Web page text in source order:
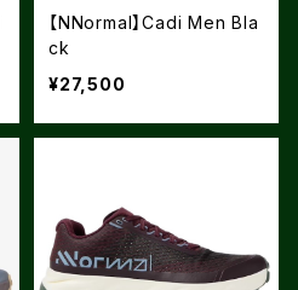
【NNormal】Cadi Men Bla
ck
¥27,500